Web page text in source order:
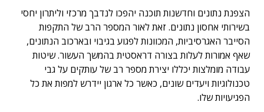
הצפנת נתונים וחדשנות תוכנה יהפכו לנדבך מרכזי וליתרון יחסי
בשירותי אחסון נתונים. זאת לאור המספר הרב של התקפות
הסייבר האגרסיביות, המכוונות לפגוע בגיבוי ובארכוב הנתונים,
שאף אמורות לעלות בצורה דראסטית בהמשך העשור. שיטות
עבודה מומלצות יכללו יצירת מספר רב של עותקים על גבי
טכנולוגיות ויעדים שונים, כאשר כל ארגון יידרש למפות את כל
הפגיעויות שלו.